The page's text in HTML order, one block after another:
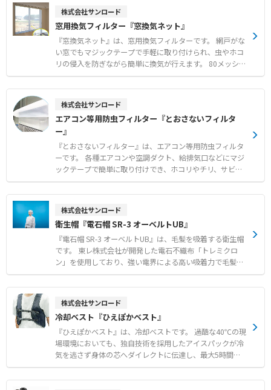
およびオンライン資格確認 ●タブレット端末と連携した省
スペースや移動先でのカード読み取り
1〜2人用、3〜4人用、6〜7人用の3つのサイズから選択可
能です（※スポットクーラーはオプション）。 【特徴】
●断熱パネルを使用した高い機能性 ●お客様自身での組み
立てに対応 ●工場のレイアウト変更時にも簡単な解体と移
設が可能 【用途・事例】 ●工場内における休憩時間の避
暑エリア ●熱中症が疑われる作業者の一時的な救護スペー
ス
株式会社サンロード
窓用換気フィルター『窓換気ネット』
『窓換気ネット』は、窓用換気フィルターです。 網戸がな
い窓でもマジックテープで手軽に取り付けられ、虫やホコ
リの侵入を防ぎながら簡単に換気が行えます。 80メッシュ
の非常に細かい網目を採用しており、一般的な網戸ではす
り抜けてしまう小さな虫も確実にシャットアウトします。
勝手にも配慮された設計です。 メーカー国内工場にて10m
m単位で1枚からオーダーメイド製作が可能で、短納期で
それぞれの窓枠に合わせたサイズを提供します。 【特徴】
●80メッシュの極細網目による微小な虫やホコリの確実な
侵入防止 ●マジックテープによる簡単な取り付けと窓開閉
用ファスナーの搭載 ●メーカー国内工場での10mm単位の
オーダーメイド製作と短納期対応 【用途・事例】 ●網戸
の防虫対策 ●食品工場等における手軽で確実なフードディ
フェンスの構築
株式会社サンロード
エアコン等用防虫フィルター『とおさないフィルタ
ー』
『とおさないフィルター』は、エアコン等用防虫フィルタ
ーです。 各種エアコンや空調ダクト、給排気口などにマジ
ックテープで簡単に取り付けでき、ホコリやチリ、サビの
飛散や小さな虫の侵入を効果的に防ぎます。 通気性の高い
素材を使用しているため空調機に負荷をかけず、燃焼時に
形状に加え、設置場所に応じたオーダーメイド製作にも対
応可能です。 標準タイプと、より微小な異物に対応する目
細タイプから、用途に合わせて選択できます。 【特徴】
●空調機やダクトからのホコリ飛散および微小昆虫の侵入
防止 ●マジックテープ仕様による簡単設置とスムーズなフ
ィルター交換 ●空調機に負荷をかけない高い通気性と燃焼
時無毒な安全素材 【用途・事例】 ●食品工場におけるフ
床置パッケージ型など各種エアコンへの防虫対策 ●サビの
飛散が懸念されるユニットクーラーなどの衛生環境改善
株式会社サンロード
衛生帽『電石帽 SR-3 オーベルトUB』
『電石帽 SR-3 オーベルトUB』は、毛髪を吸着する衛生帽
です。 東レ株式会社が開発した電石不織布「トレミクロ
ン」を使用しており、強い電界による高い吸着力で毛髪や
フケ、ホコリをしっかりとキャッチし、落下や混入リスク
を大幅に減少させます。 顔周りを覆うオーベルトには綿素
適なかぶり心地を実現しています。 独自のオーベルト構造
が顔周りの毛髪のはみ出しを確実に防ぎ、目元や顔周りが
ズレにくく、どなたでも確実に着用可能です。 また、10〜
15回の洗濯が可能で、衛生的に繰り返し使用できる点も特
長です。 【特徴】 ●電石不織布「トレミクロン」の吸着
力による毛髪やフケの落下および混入防止 ●肌にやさしく
吸汗性に優れた綿素材のオーベルトによる毛髪はみ出し防
株式会社サンロード
冷却ベスト『ひえぽかベスト』
『ひえぽかベスト』は、冷却ベストです。 過酷な40℃の現
場環境においても、独自技術を採用したアイスパックが冷
気を逃さず身体の芯へダイレクトに伝達し、最大5時間に
わたり確かな涼しさを維持します。 太い血管が通る両脇と
背中を直接冷やす設計により、無駄なく効率的に体温を下